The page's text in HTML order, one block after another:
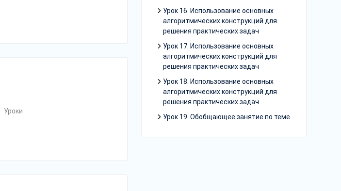
Уроки
Урок 16. Использование основных
алгоритмических конструкций для
решения практических задач
Урок 17. Использование основных
алгоритмических конструкций для
решения практических задач
Урок 18. Использование основных
алгоритмических конструкций для
решения практических задач
Урок 19. Обобщающее занятие по теме